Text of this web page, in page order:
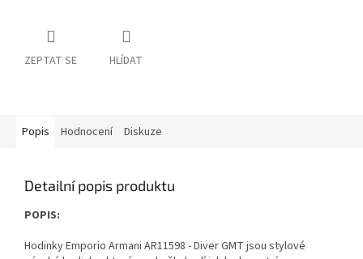
ZEPTAT SE HLÍDAT
Popis Hodnocení Diskuze
Detailní popis produktu
POPIS:
Hodinky Emporio Armani AR11598 - Diver GMT jsou stylové